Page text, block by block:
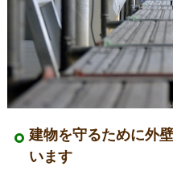
建物を守るために外
います